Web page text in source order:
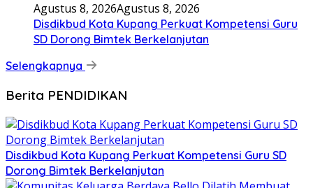
Agustus 8, 2026Agustus 8, 2026
Disdikbud Kota Kupang Perkuat Kompetensi Guru
SD Dorong Bimtek Berkelanjutan
Selengkapnya
Berita PENDIDIKAN
Disdikbud Kota Kupang Perkuat Kompetensi Guru SD
Dorong Bimtek Berkelanjutan